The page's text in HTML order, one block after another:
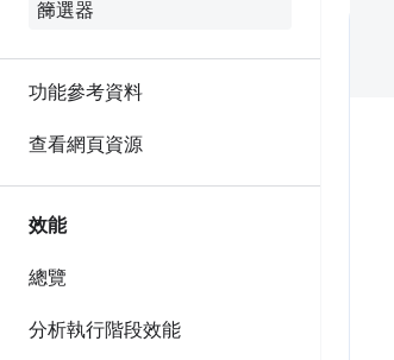
功能參考資料
查看網頁資源
效能
總覽
分析執行階段效能